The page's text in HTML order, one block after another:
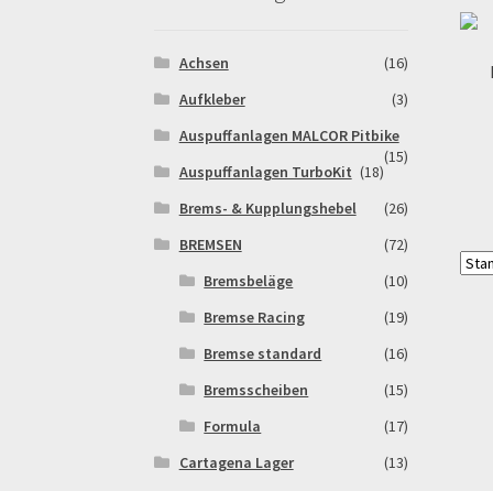
Achsen
(16)
Aufkleber
(3)
Auspuffanlagen MALCOR Pitbike
(15)
Auspuffanlagen TurboKit (18)
Brems- & Kupplungshebel
(26)
BREMSEN
(72)
Bremsbeläge
(10)
Bremse Racing
(19)
Bremse standard
(16)
Bremsscheiben
(15)
Formula
(17)
Cartagena Lager
(13)